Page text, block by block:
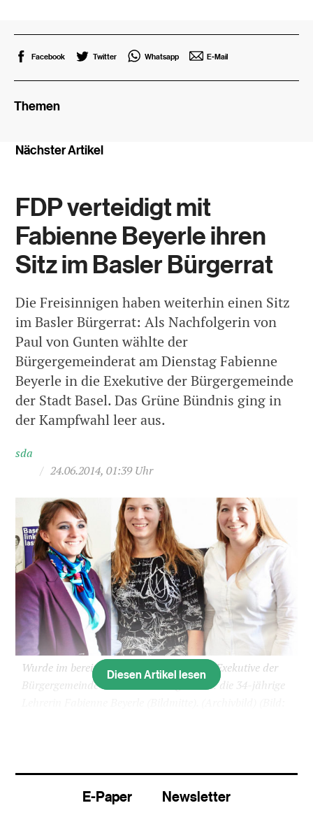
Facebook Twitter Whatsapp E-Mail
Themen
Nächster Artikel
FDP verteidigt mit
Fabienne Beyerle ihren
Sitz im Basler Bürgerrat
Die Freisinnigen haben weiterhin einen Sitz
im Basler Bürgerrat: Als Nachfolgerin von
Paul von Gunten wählte der
Bürgergemeinderat am Dienstag Fabienne
Beyerle in die Exekutive der Bürgergemeinde
der Stadt Basel. Das Grüne Bündnis ging in
der Kampfwahl leer aus.
sda
/ 24.06.2014, 01:39 Uhr
Wurde im bereits ersten Wahlgang in die Exekutive der
Bürgergemeinde der Stadt Basel gewählt: die 34-jährige
Basler Bürgerrat: Als Nachfolgerin von Paul von
Gunten wählte der Bürgergemeinderat am
Dienstag Fabienne Beyerle in die Exekutive der
Diesen Artikel lesen
E-Paper Newsletter